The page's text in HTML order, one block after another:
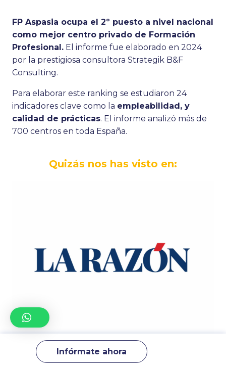
Infórmate ahora
FP Aspasia ocupa el 2º puesto a nivel nacional
como mejor centro privado de Formación
Profesional. El informe fue elaborado en 2024
por la prestigiosa consultora Strategik B&F
Consulting.
Para elaborar este ranking se estudiaron 24
indicadores clave como la empleabilidad, y
calidad de prácticas. El informe analizó más de
700 centros en toda España.
Quizás nos has visto en: